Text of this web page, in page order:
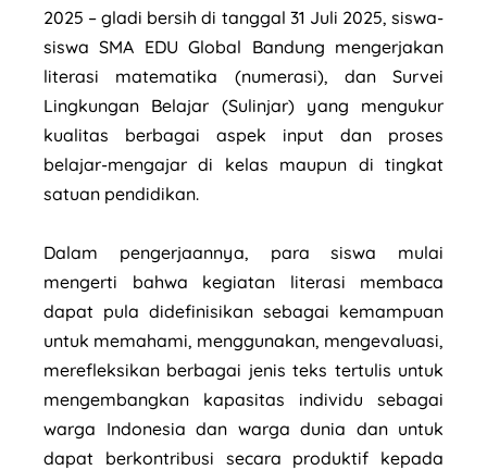
2025 – gladi bersih di tanggal 31 Juli 2025, siswa-
siswa SMA EDU Global Bandung mengerjakan
literasi matematika (numerasi), dan Survei
Lingkungan Belajar (Sulinjar) yang mengukur
kualitas berbagai aspek input dan proses
belajar-mengajar di kelas maupun di tingkat
satuan pendidikan.
Dalam pengerjaannya, para siswa mulai
mengerti bahwa kegiatan literasi membaca
dapat pula didefinisikan sebagai kemampuan
untuk memahami, menggunakan, mengevaluasi,
merefleksikan berbagai jenis teks tertulis untuk
mengembangkan kapasitas individu sebagai
warga Indonesia dan warga dunia dan untuk
dapat berkontribusi secara produktif kepada